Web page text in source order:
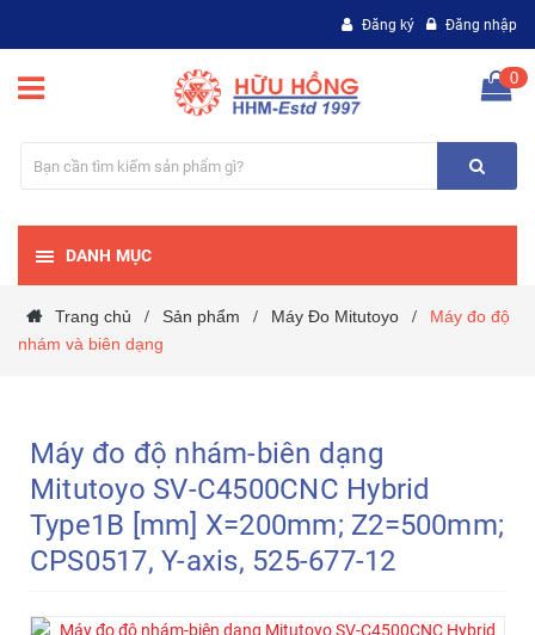
Đăng ký Đăng nhập
0
DANH MỤC
Trang chủ / Sản phẩm / Máy Đo Mitutoyo /
Máy đo độ
nhám và biên dạng
Máy đo độ nhám-biên dạng
Mitutoyo SV-C4500CNC Hybrid
Type1B [mm] X=200mm; Z2=500mm;
CPS0517, Y-axis, 525-677-12